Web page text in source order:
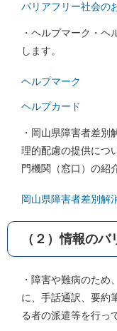
バリアフリー社会の
・ヘルプマーク・
します。
ヘルプマーク
ヘルプカード
・岡山県障害者差別
理的配慮の提供につ
門機関（窓口）の紹
岡山県障害者差別解
（２）情報の
・障害や難病のた
に、手話通訳、要約
る者の派遣等を行っ